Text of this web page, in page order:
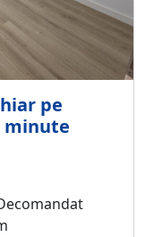
pe
minute